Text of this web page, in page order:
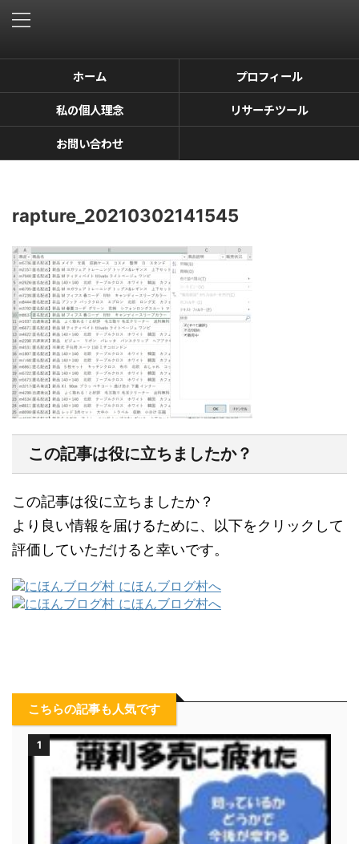
ホーム
プロフィール
私の個人理念
リサーチツール
お問い合わせ
rapture_20210302141545
この記事は役に立ちましたか？
この記事は役に立ちましたか？
より良い情報を届けるために、以下をクリックして
評価していただけると幸いです。
こちらの記事も人気です
1